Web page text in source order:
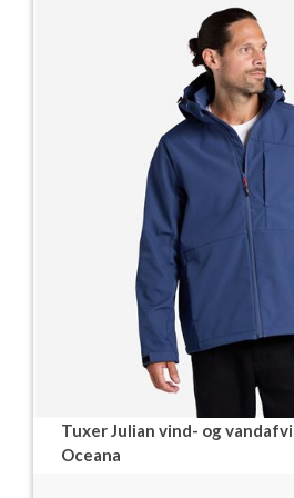
Tuxer Julian vind- og
Oceana